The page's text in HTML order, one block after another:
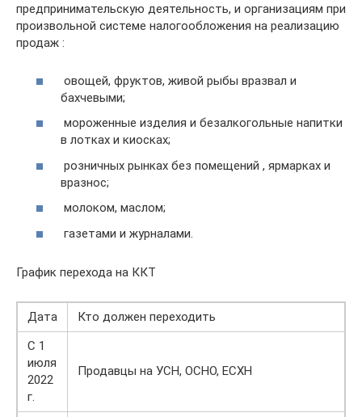
предпринимательскую деятельность, и организациям при
произвольной системе налогообложения на реализацию
продаж :
овощей, фруктов, живой рыбы вразвал и
бахчевыми;
мороженные изделия и безалкогольные напитки
в лотках и киосках;
розничных рынках без помещений , ярмарках и
вразнос;
молоком, маслом;
газетами и журналами.
График перехода на ККТ
Дата
Кто должен переходить
С 1
июля
2022
г.
Продавцы на УСН, ОСНО, ЕСХН